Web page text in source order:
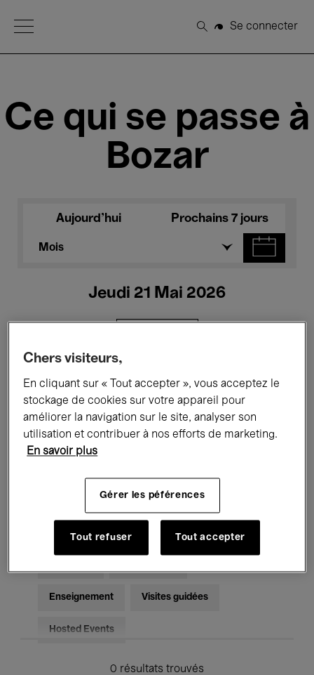
Open Menu
Rechercher
Se connecter
Ce qui se passe à
Bozar
Aujourd'hui Prochains 7 jours
Mois
Jeudi 21 Mai 2026
Tous les événements Concerts
Expositions Performances
Rencontres & Débats
Musique classique Global Music
Enseignement Visites guidées
Hosted Events
0 résultats trouvés
Chers visiteurs,
En cliquant sur « Tout accepter », vous acceptez le
stockage de cookies sur votre appareil pour
améliorer la navigation sur le site, analyser son
utilisation et contribuer à nos efforts de marketing.
En savoir plus
Gérer les péférences
Tout refuser Tout accepter